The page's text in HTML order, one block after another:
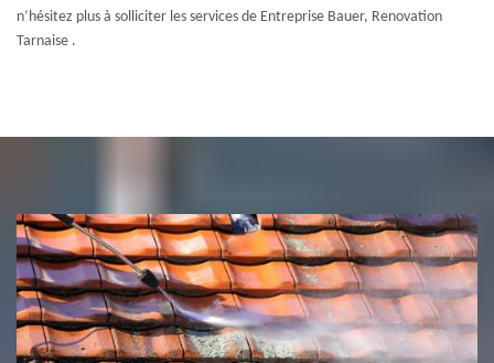
n’hésitez plus à solliciter les services de Entreprise Bauer, Renovation
Tarnaise .